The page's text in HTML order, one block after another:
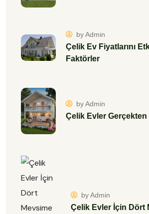
by Admin
Çelik Ev Fiyatlarını
Faktörler
by Admin
Çelik Evler Gerçekten
by Admin
Çelik Evler İçin Dört